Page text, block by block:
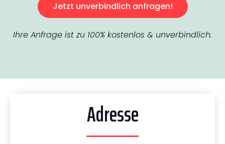
Jetzt unverbindlich anfragen!
Ihre Anfrage ist zu 100% kostenlos & unverbindlich.
Adresse